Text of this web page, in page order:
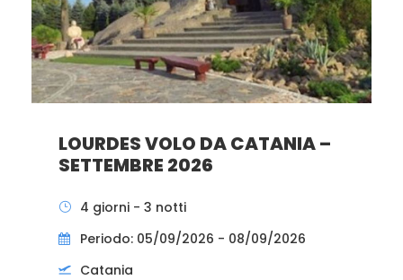
LOURDES VOLO DA CATANIA –
SETTEMBRE 2026
4 giorni - 3 notti
Periodo: 05/09/2026 - 08/09/2026
Catania